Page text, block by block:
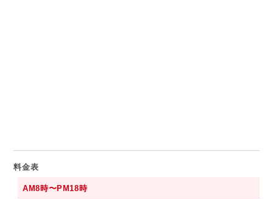
料金表
AM8時〜PM18時